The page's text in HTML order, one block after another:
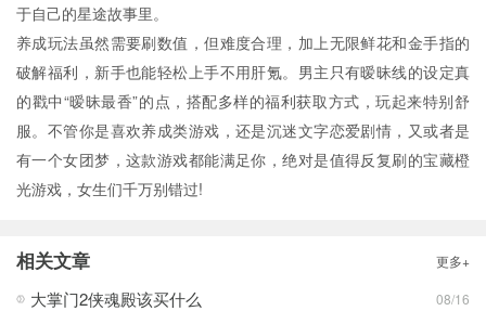
于自己的星途故事里。
养成玩法虽然需要刷数值，但难度合理，加上无限鲜花和金手指的
破解福利，新手也能轻松上手不用肝氪。男主只有暧昧线的设定真
的戳中“暧昧最香”的点，搭配多样的福利获取方式，玩起来特别舒
服。不管你是喜欢养成类游戏，还是沉迷文字恋爱剧情，又或者是
有一个女团梦，这款游戏都能满足你，绝对是值得反复刷的宝藏橙
光游戏，女生们千万别错过!
相关文章 更多+
大掌门2侠魂殿该买什么 08/16